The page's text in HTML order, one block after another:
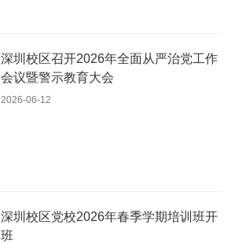
深圳校区召开2026年全面从严治党工作
会议暨警示教育大会
2026-06-12
深圳校区党校2026年春季学期培训班开
班